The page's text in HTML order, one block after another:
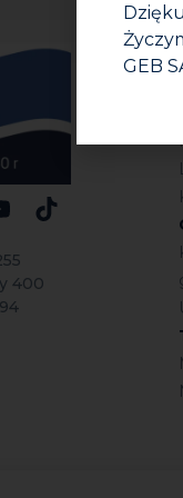
400
GEB